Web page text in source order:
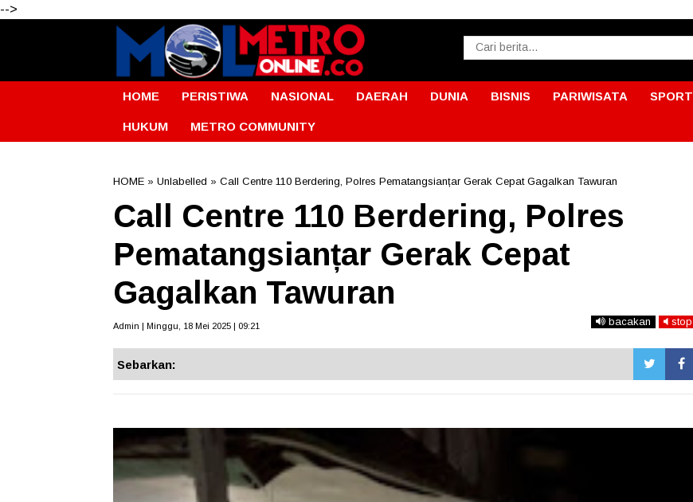
-->
HOME PERISTIWA NASIONAL DAERAH DUNIA BISNIS PARIWISATA SPORT
HUKUM METRO COMMUNITY
HOME » Unlabelled » Call Centre 110 Berdering, Polres Pematangsianțar Gerak Cepat Gagalkan Tawuran
Call Centre 110 Berdering, Polres
Pematangsianțar Gerak Cepat
Gagalkan Tawuran
Admin | Minggu, 18 Mei 2025 | 09:21 bacakan stop
Sebarkan: